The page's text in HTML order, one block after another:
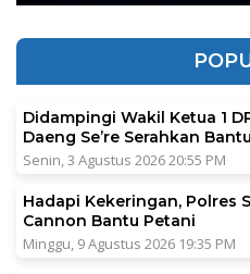
Didampingi Wakil Ketua 1
Daeng Se’re Serahkan
Senin, 3 Agustus 2026 20:55 PM
Hadapi Kekeringan, Polres
Cannon Bantu Petani
Minggu, 9 Agustus 2026 19:35 PM